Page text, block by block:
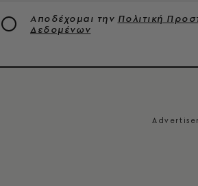
Αποδέχομαι την Πολιτική
Δεδομένων